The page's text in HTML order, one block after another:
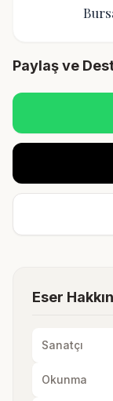
Paylaş ve
Eser
Sanatçı
Okunma